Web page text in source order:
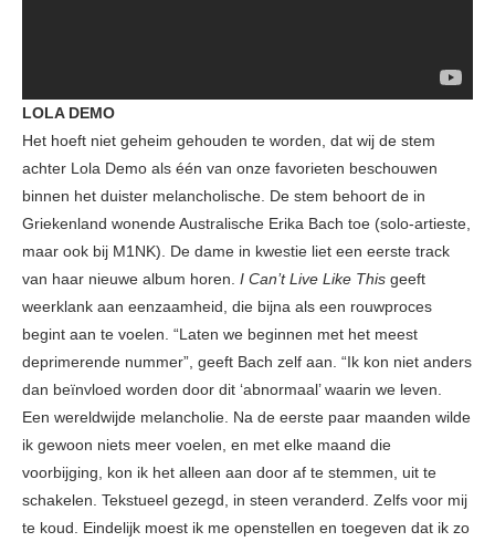
LOLA DEMO
Het hoeft niet geheim gehouden te worden, dat wij de stem
achter Lola Demo als één van onze favorieten beschouwen
binnen het duister melancholische. De stem behoort de in
Griekenland wonende Australische Erika Bach toe (solo-artieste,
maar ook bij M1NK). De dame in kwestie liet een eerste track
van haar nieuwe album horen. I Can’t Live Like This geeft
weerklank aan eenzaamheid, die bijna als een rouwproces
begint aan te voelen. “Laten we beginnen met het meest
deprimerende nummer”, geeft Bach zelf aan. “Ik kon niet anders
dan beïnvloed worden door dit ‘abnormaal’ waarin we leven.
Een wereldwijde melancholie. Na de eerste paar maanden wilde
ik gewoon niets meer voelen, en met elke maand die
voorbijging, kon ik het alleen aan door af te stemmen, uit te
schakelen. Tekstueel gezegd, in steen veranderd. Zelfs voor mij
te koud. Eindelijk moest ik me openstellen en toegeven dat ik zo